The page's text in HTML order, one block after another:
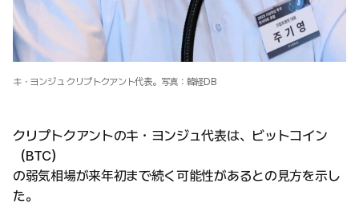
キ・ヨンジュ クリプトクアント代表。写真：韓経DB
クリプトクアントのキ・ヨンジュ代表は、ビットコイン
（BTC）
の弱気相場が来年初まで続く可能性があるとの見方を示し
た。